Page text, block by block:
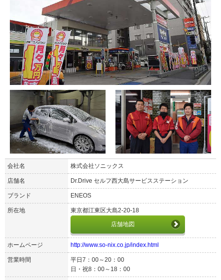
会社名 株式会社ソニックス
店舗名 Dr.Drive セルフ西大島サービスステーション
ブランド ENEOS
所在地
東京都江東区大島2-20-18
店舗地図
ホームページ http://www.so-nix.co.jp/index.html
営業時間
平日7：00～20：00
日・祝8：00～18：00